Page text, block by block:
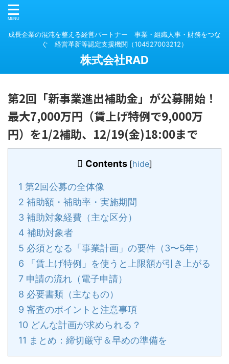
成長企業の混沌を整える経営パートナー 事業・組織人事・財務をつな
ぐ 経営革新等認定支援機関（104527003212）
株式会社RAD
第2回「新事業進出補助金」が公募開始！
最大7,000万円（賃上げ特例で9,000万
円）を1/2補助、12/19(金)18:00まで
Contents [hide]
1 第2回公募の全体像
2 補助額・補助率・実施期間
3 補助対象経費（主な区分）
4 補助対象者
5 必須となる「事業計画」の要件（3〜5年）
6 「賃上げ特例」を使うと上限額が引き上がる
7 申請の流れ（電子申請）
8 必要書類（主なもの）
9 審査のポイントと注意事項
10 どんな計画が求められる？
11 まとめ：締切厳守＆早めの準備を